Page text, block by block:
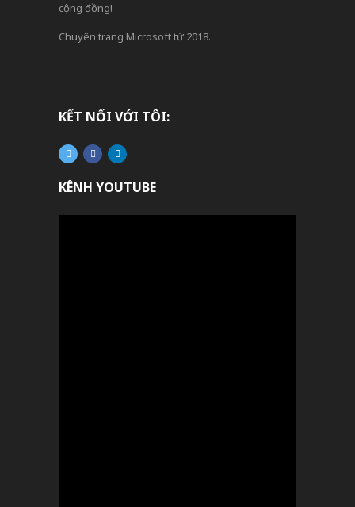
cộng đồng!
Chuyên trang Microsoft từ 2018.
KẾT NỐI VỚI TÔI:
KÊNH YOUTUBE